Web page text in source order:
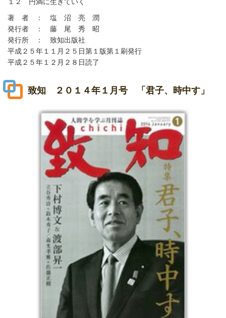
著 者 ： 塩 沼 亮 潤
発行者 ： 藤 尾 秀 昭
発行所 ： 致知出版社
平成２５年１１月２５日第１版第１刷発行
平成２５年１２月２８日読了
致知 ２０１４年１月号 「君子、時中す」